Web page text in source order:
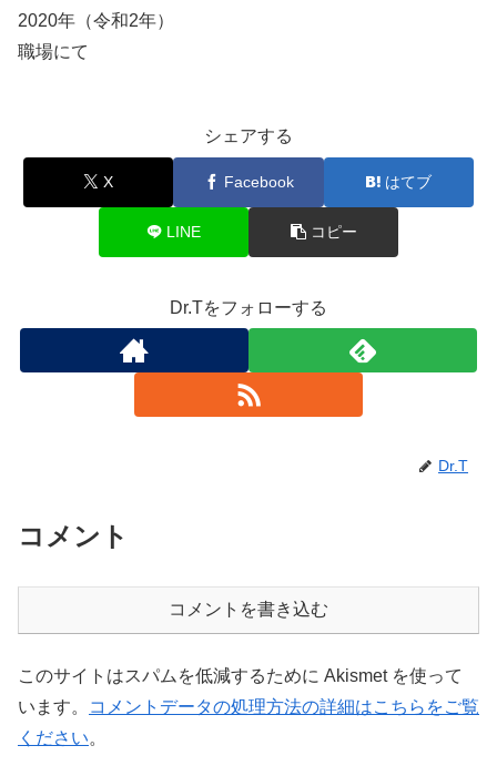
2020年（令和2年）
職場にて
シェアする
X Facebook はてブ
LINE コピー
Dr.Tをフォローする
Dr.T
コメント
コメントを書き込む
このサイトはスパムを低減するために Akismet を使って
います。
コメントデータの処理方法の詳細はこちらをご覧
ください。